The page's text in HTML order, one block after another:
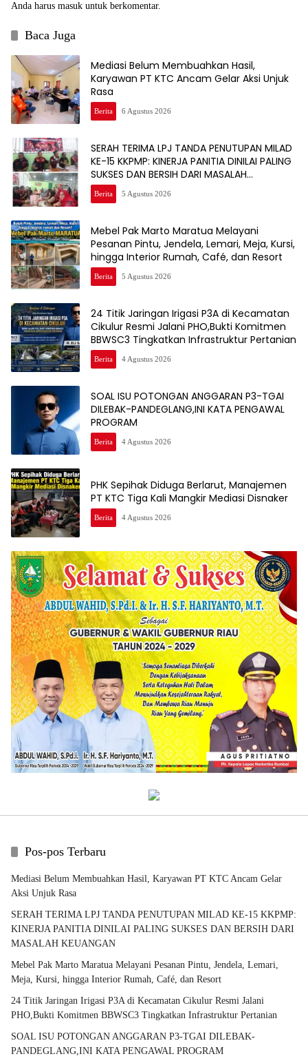
Anda harus masuk untuk berkomentar.
Baca Juga
Mediasi Belum Membuahkan Hasil,
Karyawan PT KTC Ancam Gelar Aksi Unjuk
Rasa
Berita 6 Agustus 2026
SERAH TERIMA LPJ TANDA PENUTUPAN MILAD
KE-15 KKPMP: KINERJA PANITIA DINILAI PALING
SUKSES DAN BERSIH DARI MASALAH
KEUANGAN
Berita 5 Agustus 2026
Mebel Pak Marto Maratua Melayani
Pesanan Pintu, Jendela, Lemari, Meja, Kursi,
hingga Interior Rumah, Café, dan Resort
Berita 5 Agustus 2026
24 Titik Jaringan Irigasi P3A di Kecamatan
Cikulur Resmi Jalani PHO,Bukti Komitmen
BBWSC3 Tingkatkan Infrastruktur Pertanian
Berita 4 Agustus 2026
SOAL ISU POTONGAN ANGGARAN P3-TGAI
DILEBAK-PANDEGLANG,INI KATA PENGAWAL
PROGRAM
Berita 4 Agustus 2026
PHK Sepihak Diduga Berlarut, Manajemen
PT KTC Tiga Kali Mangkir Mediasi Disnaker
Berita 4 Agustus 2026
Pos-pos Terbaru
Mediasi Belum Membuahkan Hasil, Karyawan PT KTC Ancam Gelar
Aksi Unjuk Rasa
SERAH TERIMA LPJ TANDA PENUTUPAN MILAD KE-15 KKPMP:
KINERJA PANITIA DINILAI PALING SUKSES DAN BERSIH DARI
MASALAH KEUANGAN
Mebel Pak Marto Maratua Melayani Pesanan Pintu, Jendela, Lemari,
Meja, Kursi, hingga Interior Rumah, Café, dan Resort
24 Titik Jaringan Irigasi P3A di Kecamatan Cikulur Resmi Jalani
PHO,Bukti Komitmen BBWSC3 Tingkatkan Infrastruktur Pertanian
SOAL ISU POTONGAN ANGGARAN P3-TGAI DILEBAK-
PANDEGLANG,INI KATA PENGAWAL PROGRAM